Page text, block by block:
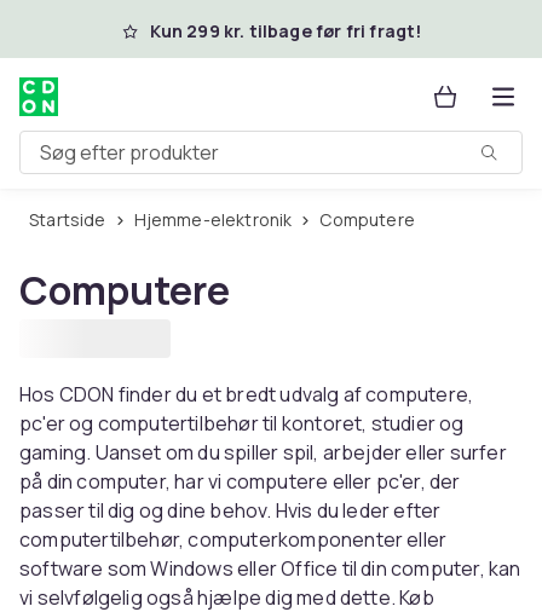
Spring til hovedindhold
Kun 299 kr. tilbage før fri fragt!
Søg efter produkter
Startside Hjemme-elektronik Computere
Computere
Hos CDON finder du et bredt udvalg af computere,
pc'er og computertilbehør til kontoret, studier og
gaming. Uanset om du spiller spil, arbejder eller surfer
på din computer, har vi computere eller pc'er, der
passer til dig og dine behov. Hvis du leder efter
computertilbehør, computerkomponenter eller
software som Windows eller Office til din computer, kan
vi selvfølgelig også hjælpe dig med dette. Køb